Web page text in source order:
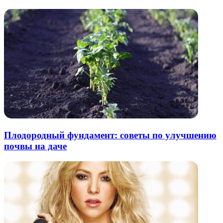
Плодородный фундамент: советы по улучшению
почвы на даче